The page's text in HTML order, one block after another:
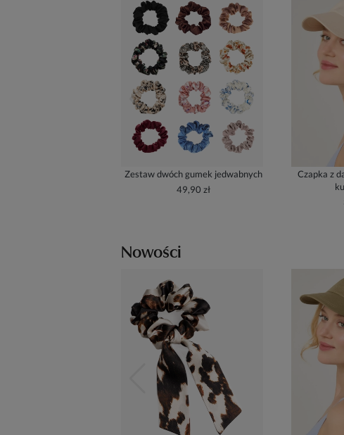
Zestaw dwóch gumek jedwabnych
49,90 zł
Czapka z
Nowości